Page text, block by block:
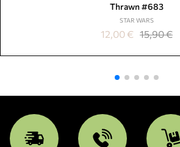
Thrawn #683
STAR WARS
15,90€
12,00€